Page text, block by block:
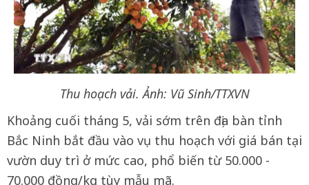
Thu hoạch vải. Ảnh: Vũ Sinh/TTXVN
Khoảng cuối tháng 5, vải sớm trên địa bàn tỉnh
Bắc Ninh bắt đầu vào vụ thu hoạch với giá bán tại
vườn duy trì ở mức cao, phổ biến từ 50.000 -
70.000 đồng/kg tùy mẫu mã.